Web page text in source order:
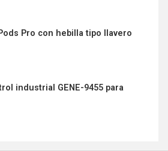
Pro con hebilla tipo llavero
industrial GENE-9455 para